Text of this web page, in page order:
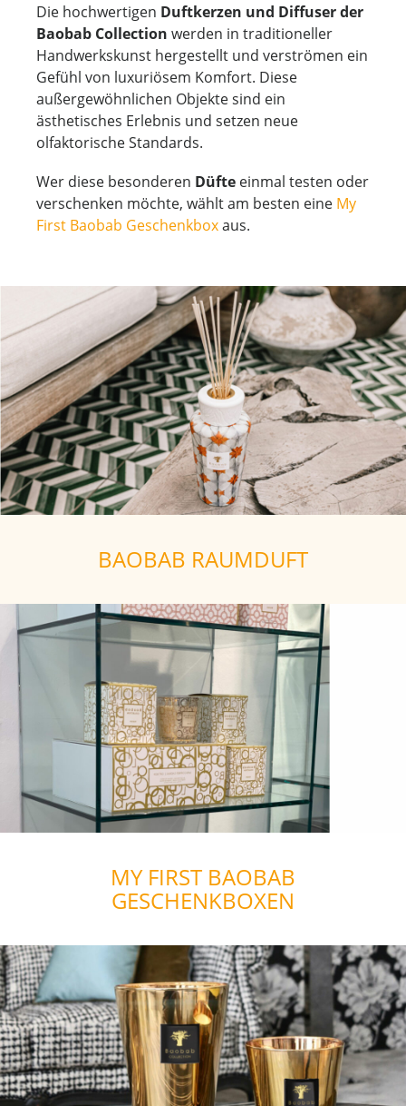
Die hochwertigen Duftkerzen und Diffuser der
Baobab Collection werden in traditioneller
Handwerkskunst hergestellt und verströmen ein
Gefühl von luxuriösem Komfort. Diese
außergewöhnlichen Objekte sind ein
ästhetisches Erlebnis und setzen neue
olfaktorische Standards.
Wer diese besonderen Düfte einmal testen oder
verschenken möchte, wählt am besten eine My
First Baobab Geschenkboxaus.
BAOBAB RAUMDUFT
MY FIRST BAOBAB
GESCHENKBOXEN